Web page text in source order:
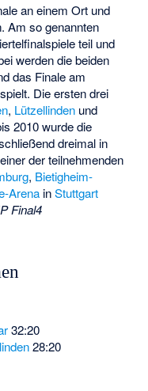
an einem Ort und
Am so genannten
teil und
werden die beiden
das Finale am
Die ersten drei
, Lützellinden und
2010 wurde die
dreimal in
der teilnehmenden
, Bietigheim-
Arena inStuttgart
Final4
32:20
28:20